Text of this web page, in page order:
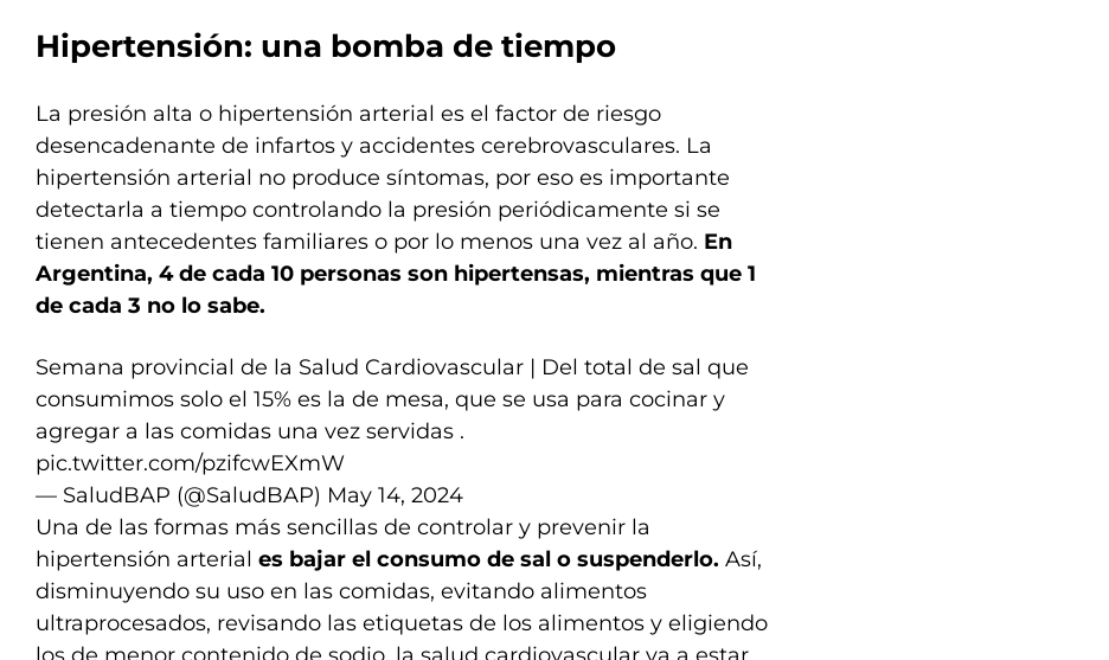
Hipertensión: una bomba de tiempo
La presión alta o hipertensión arterial es el factor de riesgo
desencadenante de infartos y accidentes cerebrovasculares. La
hipertensión arterial no produce síntomas, por eso es importante
detectarla a tiempo controlando la presión periódicamente si se
tienen antecedentes familiares o por lo menos una vez al año. En
Argentina, 4 de cada 10 personas son hipertensas, mientras que 1
de cada 3 no lo sabe.
Semana provincial de la Salud Cardiovascular | Del total de sal que
consumimos solo el 15% es la de mesa, que se usa para cocinar y
agregar a las comidas una vez servidas .
pic.twitter.com/pzifcwEXmW
— SaludBAP (@SaludBAP) May 14, 2024
Una de las formas más sencillas de controlar y prevenir la
hipertensión arterial es bajar el consumo de sal o suspenderlo. Así,
disminuyendo su uso en las comidas, evitando alimentos
ultraprocesados, revisando las etiquetas de los alimentos y eligiendo